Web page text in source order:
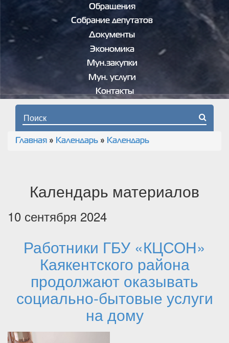
Обращения
Собрание депутатов
Документы
Экономика
Мун.закупки
Мун. услуги
Контакты
Форма поиска
Вы здесь
Главная » Календарь » Календарь
Календарь материалов
10 сентября 2024
Работники ГБУ «КЦСОН»
Каякентского района
продолжают оказывать
социально-бытовые услуги
на дому